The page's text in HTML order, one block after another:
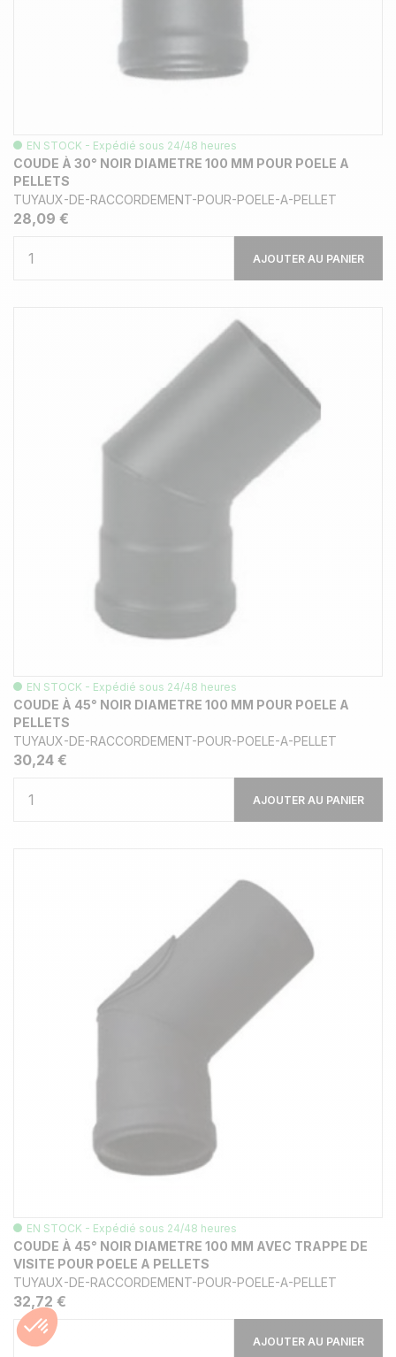
EN STOCK - Expédié sous 24/48 heures
COUDE À 30° NOIR DIAMETRE 100 MM POUR POELE A
PELLETS
TUYAUX-DE-RACCORDEMENT-POUR-POELE-A-PELLET
28,09 €
AJOUTER AU PANIER
EN STOCK - Expédié sous 24/48 heures
COUDE À 45° NOIR DIAMETRE 100 MM POUR POELE A
PELLETS
TUYAUX-DE-RACCORDEMENT-POUR-POELE-A-PELLET
30,24 €
AJOUTER AU PANIER
EN STOCK - Expédié sous 24/48 heures
COUDE À 45° NOIR DIAMETRE 100 MM AVEC TRAPPE DE
VISITE POUR POELE A PELLETS
TUYAUX-DE-RACCORDEMENT-POUR-POELE-A-PELLET
32,72 €
AJOUTER AU PANIER